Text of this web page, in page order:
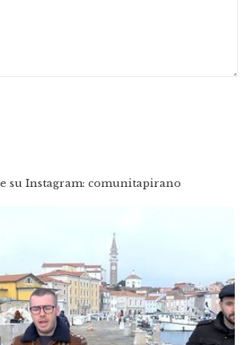
su Instagram: comunitapirano